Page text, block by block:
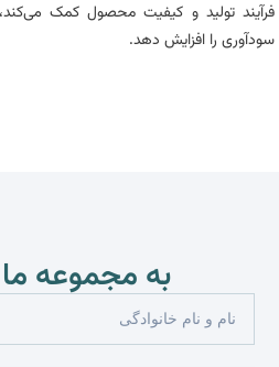
فرآیند تولید و کیفیت محصول کمک
سودآوری را افزایش دهد.
به مجموعه ما